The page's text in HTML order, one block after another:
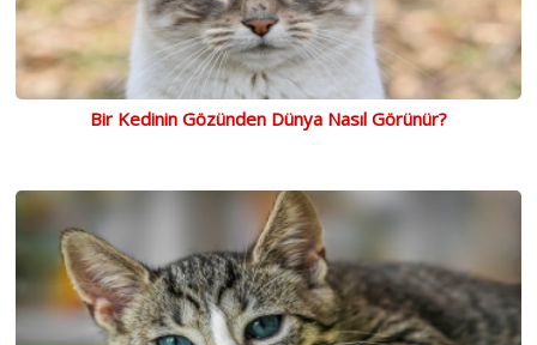
Bir Kedinin Gözünden Dünya Nasıl Görünür?